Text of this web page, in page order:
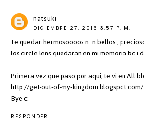
natsuki
DICIEMBRE 27, 2016 3:57 P. M.
Te quedan hermosoooos n_n bellos ,
los circle lens quedaran en mi memoria bc i
Primera vez que paso por aqui, te vi en All
http://get-out-of-my-kingdom.blogspot.com/
Bye c:
RESPONDER